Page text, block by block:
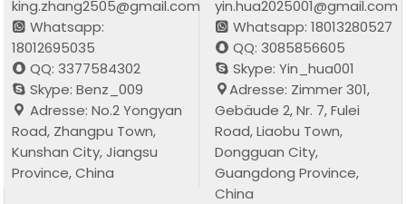
king.zhang2505@gmail.com
Whatsapp:
18012695035
QQ: 3377584302
Skype: Benz_009
Adresse: No.2 Yongyan
Road, Zhangpu Town,
Kunshan City, Jiangsu
Province, China
yin.hua2025001@gmail.com
Whatsapp: 18013280527
QQ: 3085856605
Skype: Yin_hua001
Adresse: Zimmer 301,
Gebäude 2, Nr. 7, Fulei
Road, Liaobu Town,
Dongguan City,
Guangdong Province,
China